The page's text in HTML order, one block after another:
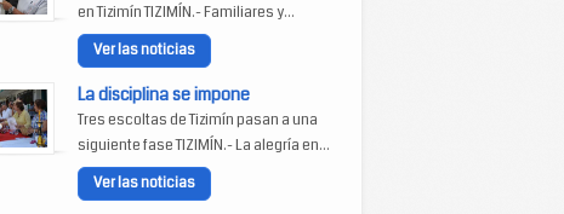
en Tizimín TIZIMÍN.- Familiares y...
Ver las noticias
La disciplina se impone
Tres escoltas de Tizimín pasan a una
siguiente fase TIZIMÍN.- La alegría en...
Ver las noticias